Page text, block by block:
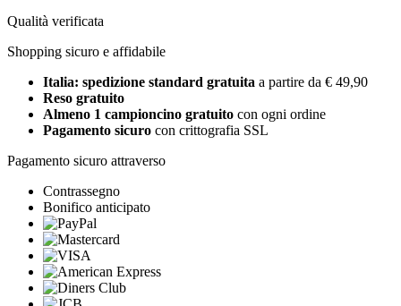
Qualità verificata
Shopping sicuro e affidabile
Italia: spedizione standard gratuita a partire da € 49,90
Reso gratuito
Almeno 1 campioncino gratuito con ogni ordine
Pagamento sicuro con crittografia SSL
Pagamento sicuro attraverso
Contrassegno
Bonifico anticipato